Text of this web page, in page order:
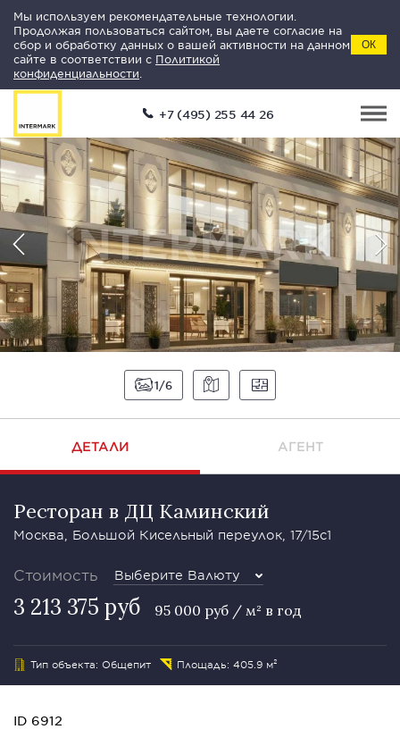
Мы используем рекомендательные технологии.
Продолжая пользоваться сайтом, вы даете согласие на
сбор и обработку данных о вашей активности на данном
сайте в соответствии с Политикой
конфиденциальности
ОК
+7 (495) 255 44 26
1 6
ДЕТАЛИ АГЕНТ
Ресторан в ДЦ Каминский
Москва, Большой Кисельный переулок, 17/15с1
Стоимость Выберите Валюту
3 213 375 руб 95 000 руб / м² в год
Тип объекта: Общепит Площадь: 405.9 м²
ID 6912